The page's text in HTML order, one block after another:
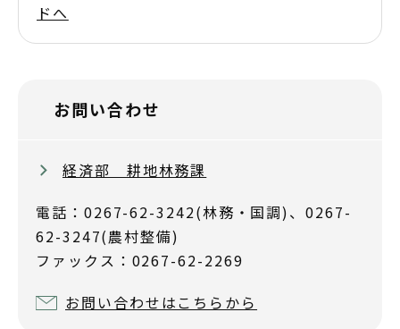
ドへ
お問い合わせ
経済部 耕地林務課
電話：0267-62-3242(林務・国調)、0267-
62-3247(農村整備)
ファックス：0267-62-2269
お問い合わせはこちらから